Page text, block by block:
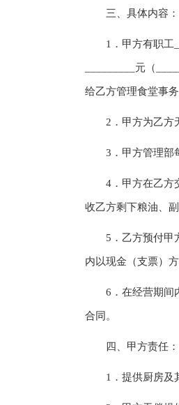
三、具体内容：
1．甲方有职工
_________元（
给乙方管理食堂事务
2．甲方为乙方无
3．甲方管理部每
4．甲方在乙方交
收乙方剩下粮油、副
5．乙方预付甲方
内以现金（支票）
6．在经营期间内
合同。
四、甲方责任：
1．提供厨房及其